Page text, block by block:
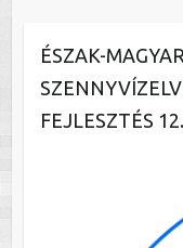
ÉSZAK-
FEJLESZTÉS